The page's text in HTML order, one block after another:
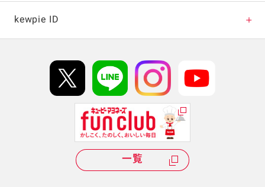
キャンペーン・イベント
kewpie ID
Hi! kewpieについて
Qummyについて
一覧